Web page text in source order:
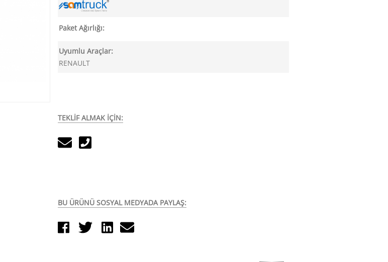
Paket Ağırlığı:
Uyumlu Araçlar:
RENAULT
TEKLİF ALMAK İÇİN:
BU ÜRÜNÜ SOSYAL MEDYADA PAYLAŞ: